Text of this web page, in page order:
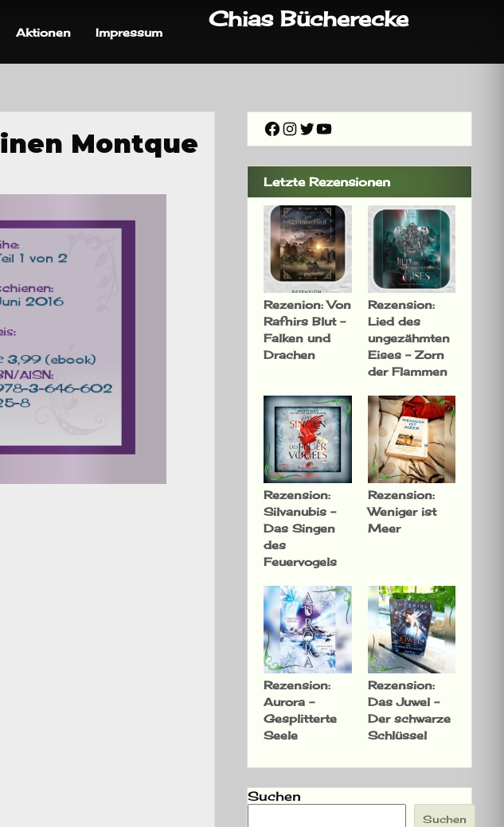
Chias Bücherecke
Aktionen Impressum
Montque
Facebook
Instagram
Twitter
YouTube
Letzte Rezensionen
Rezenion: Von
Rafnirs Blut –
Falken und
Drachen
Rezension:
Lied des
ungezähmten
Eises – Zorn
der Flammen
Rezension:
Silvanubis –
Das Singen
des
Feuervogels
Rezension:
Weniger ist
Meer
Rezension:
Aurora –
Gesplitterte
Seele
Rezension:
Das Juwel –
Der schwarze
Schlüssel
Suchen
Suchen